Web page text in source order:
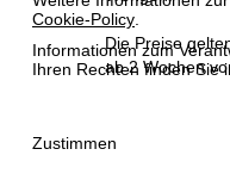
Cookie-Policy
Informationen zum
Ihren Rechten finden Sie
Zustimmen
t
Die Preise
ab 2 Wochen